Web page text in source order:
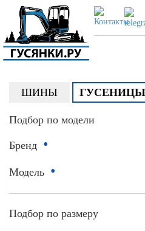
ШИНЫ ГУСЕНИЦЫ
Подбор по модели
Бренд •
Модель •
Подбор по размеру